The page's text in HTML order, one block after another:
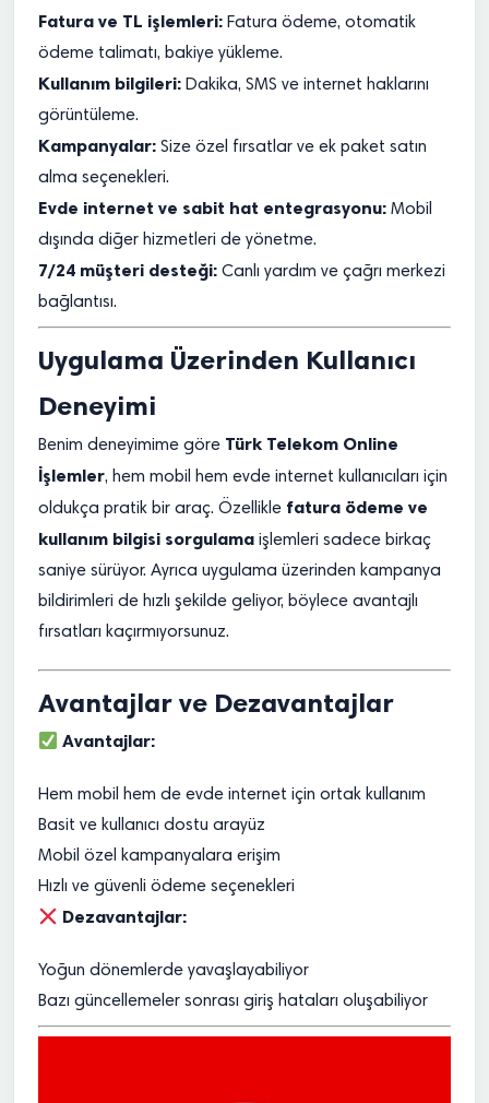
Fatura ve TL işlemleri: Fatura ödeme, otomatik
ödeme talimatı, bakiye yükleme.
Kullanım bilgileri: Dakika, SMS ve internet haklarını
görüntüleme.
Kampanyalar: Size özel fırsatlar ve ek paket satın
alma seçenekleri.
Evde internet ve sabit hat entegrasyonu: Mobil
dışında diğer hizmetleri de yönetme.
7/24 müşteri desteği: Canlı yardım ve çağrı merkezi
bağlantısı.
Uygulama Üzerinden Kullanıcı
Deneyimi
Benim deneyimime göre Türk Telekom Online
İşlemler, hem mobil hem evde internet kullanıcıları için
oldukça pratik bir araç. Özellikle fatura ödeme ve
kullanım bilgisi sorgulama işlemleri sadece birkaç
saniye sürüyor. Ayrıca uygulama üzerinden kampanya
bildirimleri de hızlı şekilde geliyor, böylece avantajlı
fırsatları kaçırmıyorsunuz.
Avantajlar ve Dezavantajlar
Avantajlar:
Hem mobil hem de evde internet için ortak kullanım
Basit ve kullanıcı dostu arayüz
Mobil özel kampanyalara erişim
Hızlı ve güvenli ödeme seçenekleri
Dezavantajlar:
Yoğun dönemlerde yavaşlayabiliyor
Bazı güncellemeler sonrası giriş hataları oluşabiliyor